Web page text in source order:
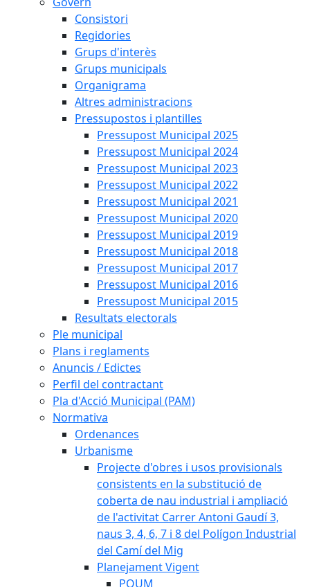
Consistori
Regidories
Grups d'interès
Grups municipals
Organigrama
Altres administracions
Pressupostos i plantilles
Pressupost Municipal 2025
Pressupost Municipal 2024
Pressupost Municipal 2023
Pressupost Municipal 2022
Pressupost Municipal 2021
Pressupost Municipal 2020
Pressupost Municipal 2019
Pressupost Municipal 2018
Pressupost Municipal 2017
Pressupost Municipal 2016
Pressupost Municipal 2015
Resultats electorals
Ple municipal
Plans i reglaments
Anuncis / Edictes
Perfil del contractant
Pla d'Acció Municipal (PAM)
Normativa
Ordenances
Urbanisme
Projecte d'obres i usos provisionals
consistents en la substitució de
coberta de nau industrial i ampliació
de l'activitat Carrer Antoni Gaudí 3,
naus 3, 4, 6, 7 i 8 del Polígon Industrial
del Camí del Mig
Planejament Vigent
POUM